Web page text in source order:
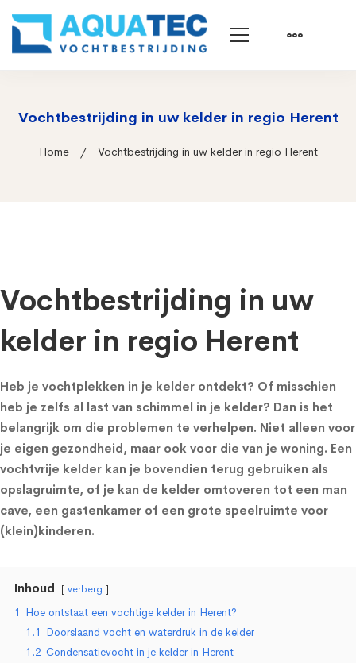
Vochtbestrijding in uw kelder in regio Herent
Home Vochtbestrijding in uw kelder in regio Herent
Vochtbestrijding in uw
kelder in regio Herent
Heb je vochtplekken in je kelder ontdekt? Of misschien
heb je zelfs al last van schimmel in je kelder? Dan is het
belangrijk om die problemen te verhelpen. Niet alleen voor
je eigen gezondheid, maar ook voor die van je woning. Een
vochtvrije kelder kan je bovendien terug gebruiken als
opslagruimte, of je kan de kelder omtoveren tot een man
cave, een gastenkamer of een grote speelruimte voor
(klein)kinderen.
Inhoud verberg
1 Hoe ontstaat een vochtige kelder in Herent?
1.1 Doorslaand vocht en waterdruk in de kelder
1.2 Condensatievocht in je kelder in Herent